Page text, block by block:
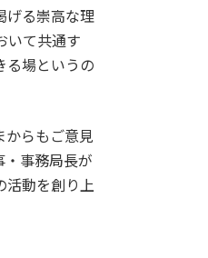
げる崇高な理
いて共通す
る場というの
らもご意見
・事務局長が
活動を創り上